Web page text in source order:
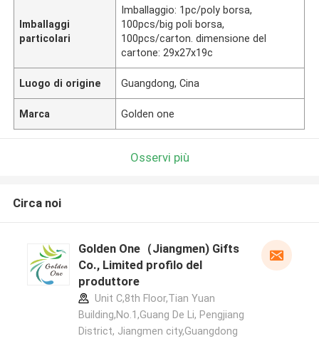
Imballaggi
particolari
Imballaggio: 1pc/poly borsa,
100pcs/big poli borsa,
100pcs/carton. dimensione del
cartone: 29x27x19c
Luogo di origine Guangdong, Cina
Marca Golden one
Osservi più
Circa noi
Golden One（Jiangmen) Gifts
Co., Limited profilo del
produttore
Unit C,8th Floor,Tian Yuan
Building,No.1,Guang De Li, Pengjiang
District, Jiangmen city,Guangdong